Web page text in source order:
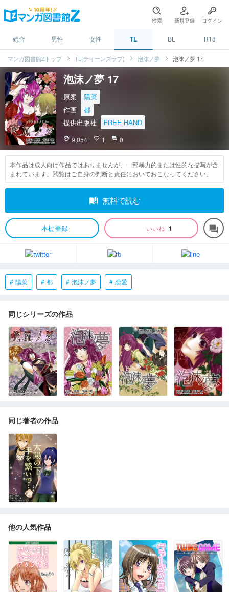
検索 新規登録 ログイン
総合 男性 女性 TL BL R18
マンガ図書館Zトップ TL(ティーンズラブ) 泡沫ノ夢 泡沫ノ夢 17
泡沫ノ夢 17
原案
陽菜
作画
都
提供出版社
FREE HAND
face 9,054 favorite_border 1 question_answer 0
本作品は成人向け作品ではありませんが、一部暴力的または性的な描写が含
まれています。閲覧はご自身の判断と責任においておこなってください。
auto_stories 無料で読む
本棚登録 いいね 1 forum
陽菜 都 泡沫ノ夢 恋愛
同じシリーズの作品
同じ著者の作品
他の人気作品